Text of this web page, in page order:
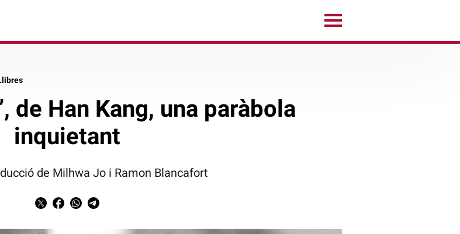
de Han Kang, una paràbola
inquietant
de Milhwa Jo i Ramon Blancafort